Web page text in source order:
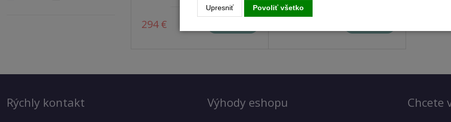
294 €
Rýchly kontakt Výhody eshopu Chcete
Upresniť Povoliť všetko